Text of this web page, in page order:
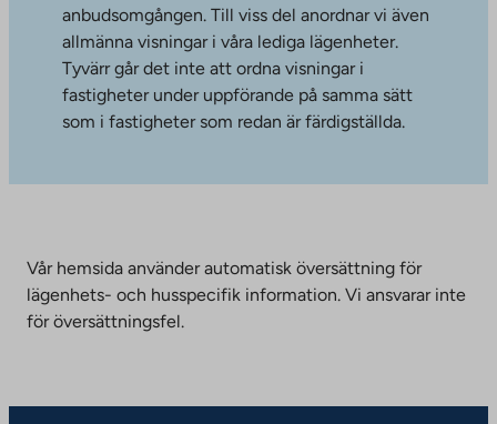
anbudsomgången. Till viss del anordnar vi även
allmänna visningar i våra lediga lägenheter.
Tyvärr går det inte att ordna visningar i
fastigheter under uppförande på samma sätt
som i fastigheter som redan är färdigställda.
Vår hemsida använder automatisk översättning för
lägenhets- och husspecifik information. Vi ansvarar inte
för översättningsfel.